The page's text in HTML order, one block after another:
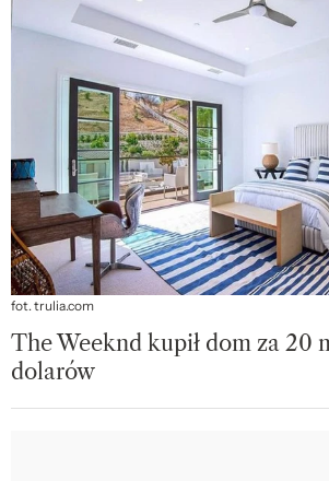
fot. trulia.com
The Weeknd kupił dom za 20
dolarów